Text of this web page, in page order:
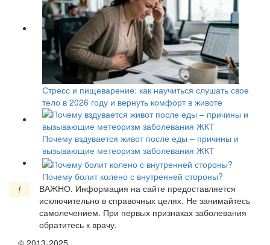
Стресс и пищеварение: как научиться слушать свое
тело в 2026 году и вернуть комфорт в животе
Почему вздувается живот после еды – причины и
вызывающие метеоризм заболевания ЖКТ
Почему болит колено с внутренней стороны?
!
ВАЖНО. Информация на сайте предоставляется
исключительно в справочных целях. Не занимайтесь
самолечением. При первых признаках заболевания
обратитесь к врачу.
© 2013-2025